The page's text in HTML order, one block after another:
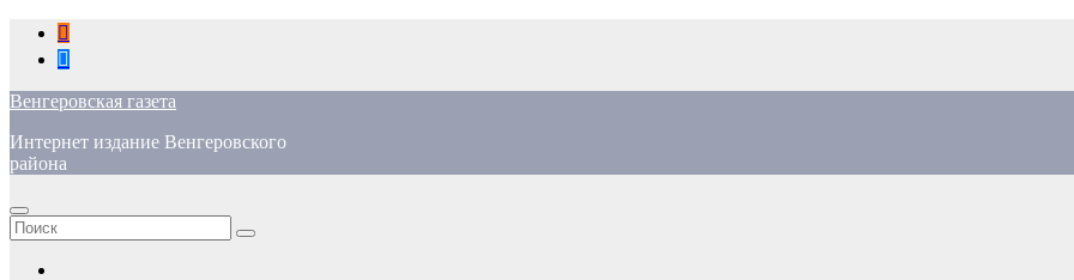
Перейти
содержимому
Венгеровская газета
Интернет издание Венгеровского
района